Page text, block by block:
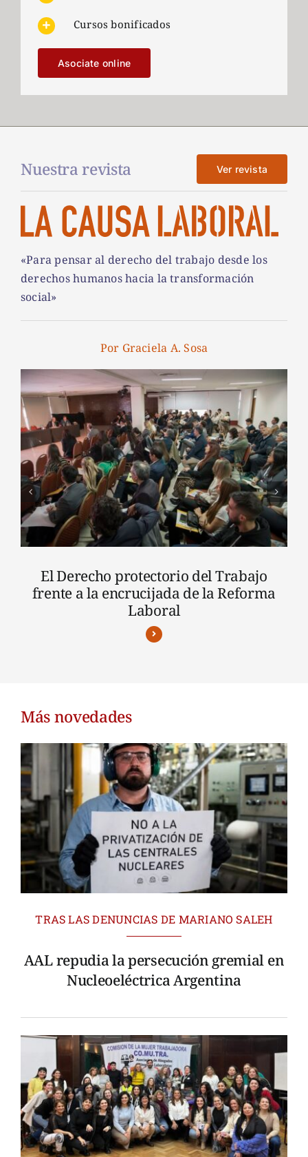
Cursos bonificados
Asociate online
Nuestra revista Ver revista
«Para pensar al derecho del trabajo desde los
derechos humanos hacia la transformación
social»
Por Graciela A. Sosa
El Derecho protectorio del Trabajo
frente a la encrucijada de la Reforma
Laboral
Más novedades
TRAS LAS DENUNCIAS DE MARIANO SALEH
AAL repudia la persecución gremial en
Nucleoeléctrica Argentina